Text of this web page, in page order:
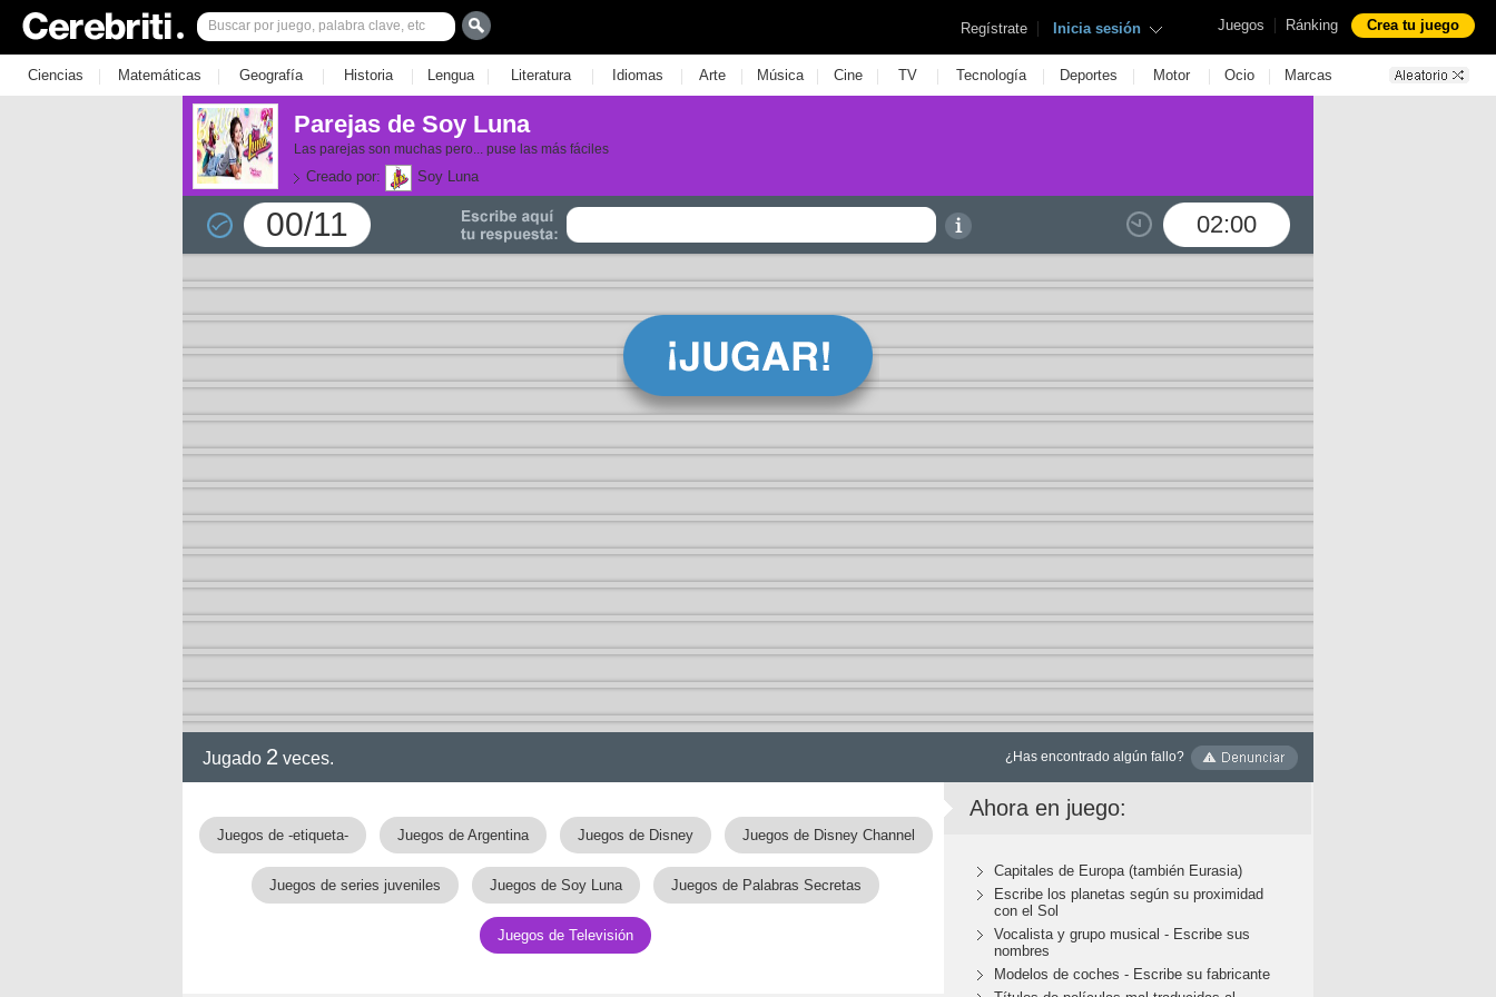
Juegos | Ránking Crea tu juego
Regístrate | Inicia sesión
Ciencias | Matemáticas | Geografía | Historia | Lengua | Literatura | Idiomas | Arte | Música | Cine | TV | Tecnología | Deportes | Motor | Ocio | Marcas
Parejas de Soy Luna
Las parejas son muchas pero... puse las más fáciles
Creado por: Soy Luna
00/11 02:00
Jugado 2 veces. ¿Has encontrado algún fallo?
Juegos de -etiqueta- Juegos de Argentina Juegos de Disney Juegos de Disney Channel
Juegos de series juveniles Juegos de Soy Luna Juegos de Palabras Secretas
Juegos de Televisión
Ahora en juego:
Capitales de Europa (también Eurasia)
Escribe los planetas según su proximidad
con el Sol
Vocalista y grupo musical - Escribe sus
nombres
Modelos de coches - Escribe su fabricante